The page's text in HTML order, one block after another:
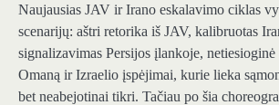
Naujausias JAV ir Irano eskalavimo ciklas
scenarijų: aštri retorika iš JAV, kalibruotas
signalizavimas Persijos įlankoje,
Omaną ir Izraelio įspėjimai, kurie lieka
bet neabejotinai tikri. Tačiau po šia